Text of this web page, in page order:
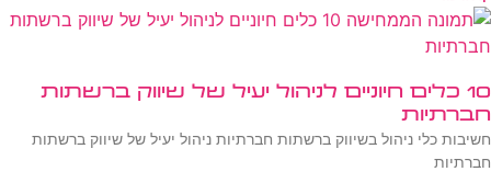
10 כלים חיוניים לניהול יעיל של שיווק ברשתות
חברתיות
חשיבות כלי ניהול בשיווק ברשתות חברתיות ניהול יעיל של שיווק ברשתות
חברתיות